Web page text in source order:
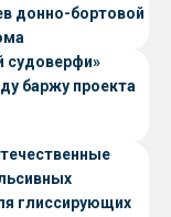
донно-бортовой
проекта CNF22
судоверфи»
баржу проекта
глиссирующих